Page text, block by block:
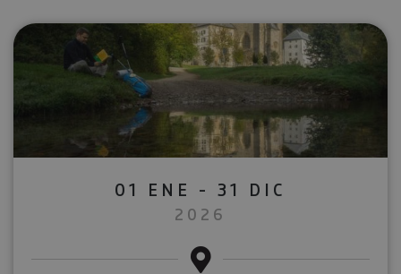
01 ENE - 31 DIC
2026